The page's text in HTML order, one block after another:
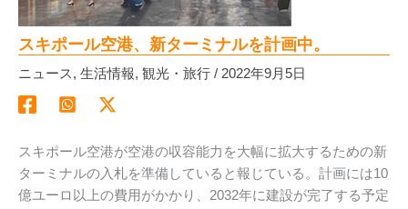
スキポール空港、新ターミナルを計画中。
ニュース, 生活情報, 観光・旅行 / 2022年9月5日
スキポール空港が空港の収容能力を大幅に拡大するための新
ターミナルの入札を準備していると報じている。計画には10
億ユーロ以上の費用がかかり、2032年に建設が完了する予定